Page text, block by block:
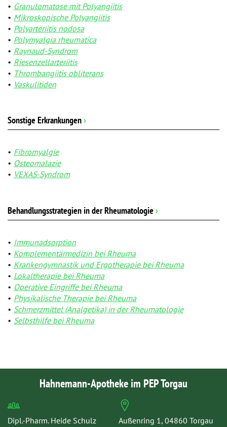
Granulomatose mit Polyangiitis
Mikroskopische Polyangiitis
Polyarteriitis nodosa
Polymyalgia rheumatica
Raynaud-Syndrom
Riesenzellarteriitis
Thrombangiitis obliterans
Vaskulitiden
Sonstige Erkrankungen›
Fibromyalgie
Osteomalazie
VEXAS-Syndrom
Behandlungsstrategien in der Rheumatologie ›
Immunadsorption
Komplementärmedizin bei Rheuma
Krankengymnastik und Ergotherapie bei Rheuma
Lokaltherapie bei Rheuma
Operative Eingriffe bei Rheuma
Physikalische Therapie bei Rheuma
Schmerzmittel (Analgetika) in der Rheumatologie
Selbsthilfe bei Rheuma
Hahnemann-Apotheke im PEP Torgau
Dipl.-Pharm. Heide Schulz Außenring 1, 04860 Torgau